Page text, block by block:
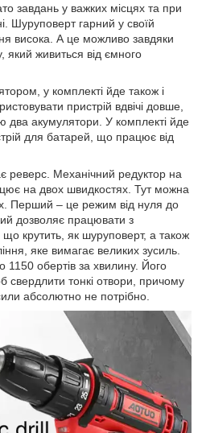
завдань у важких місцях та при
Шуруповерт гарний у своїй
висока. А це можливо завдяки
який живиться від ємного
у комплекті йде також і
пристрій вдвічі довше,
два акумулятори. У комплекті йде
для батарей, що працює від
реверс. Механічний редуктор на
на двох швидкостях. Тут можна
Перший – це режим від нуля до
дозволяє працювати з
крутить, як шуруповерт, а також
яке вимагає великих зусиль.
1150 обертів за хвилину. Його
свердлити тонкі отвори, причому
абсолютно не потрібно.